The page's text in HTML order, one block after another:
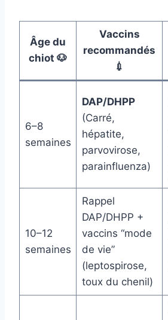
Âge du
chiot 🐶
Vaccins
recommandés
💉
6–8
semaines
DAP/DHPP
(Carré,
hépatite,
parvovirose,
parainfluenza)
10–12
semaines
Rappel
DAP/DHPP +
vaccins “mode
de vie”
(leptospirose,
toux du chenil)